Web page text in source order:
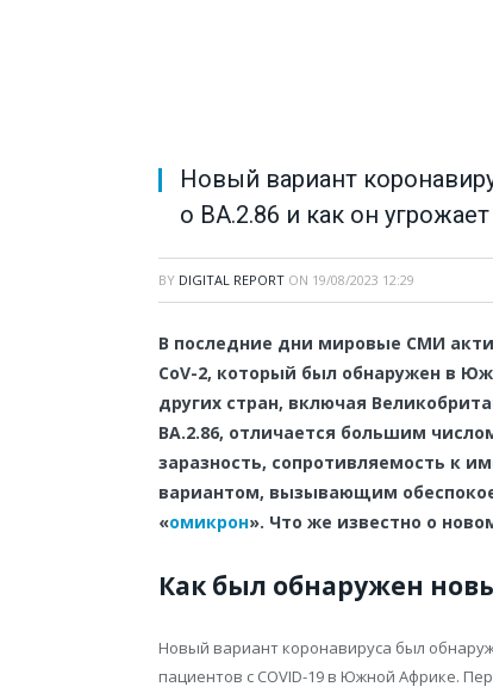
Новый вариант
о BA.2.86 и как он
BY DIGITAL REPORT ON 19/08/2023 12:29
В последние дни мировые СМИ
CoV-2, который был обнаружен в
других стран, включая
BA.2.86, отличается большим
заразность, сопротивляемость к
вариантом, вызывающим
«омикрон». Что же известно о
Как был обнаружен
Новый вариант коронавируса был
пациентов с COVID-19 в Южной Африке.